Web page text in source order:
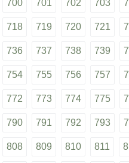
700 701 702 703
718 719 720 721
736 737 738 739
754 755 756 757
772 773 774 775
790 791 792 793
808 809 810 811